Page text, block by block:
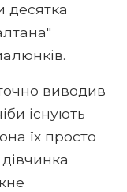
десятка
виводив
існують
їх просто